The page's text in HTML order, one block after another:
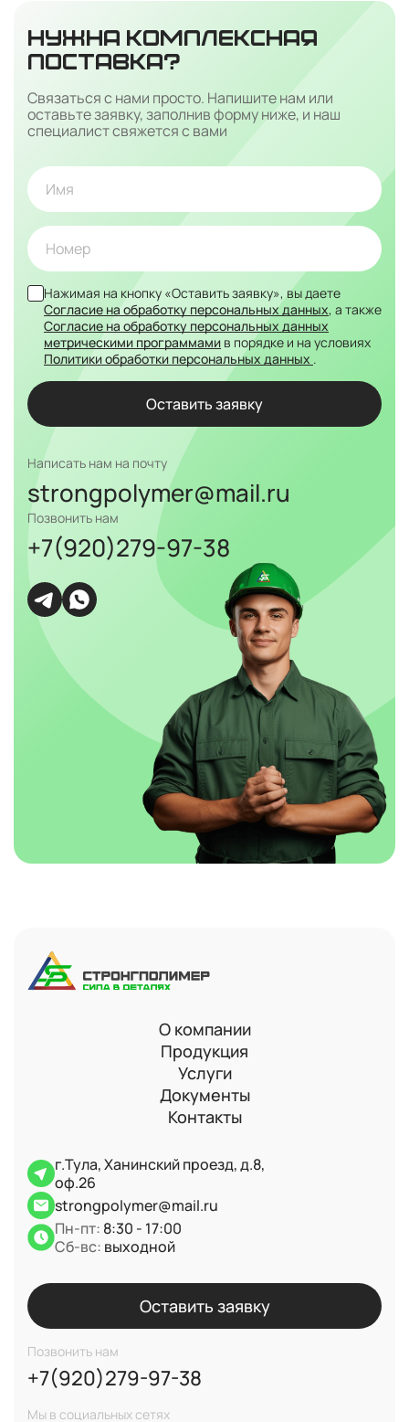
НУЖНА КОМПЛЕКСНАЯ
ПОСТАВКА?
Связаться с нами просто. Напишите нам или
оставьте заявку, заполнив форму ниже, и наш
специалист свяжется с вами
Нажимая на кнопку «Оставить заявку», вы даете
Согласие на обработку персональных данных, а также
Согласие на обработку персональных данных
метрическими программами в порядке и на условиях
Политики обработки персональных данных .
Написать нам на почту
strongpolymer@mail.ru
Позвонить нам
+7(920)279-97-38
О компании
Продукция
Услуги
Документы
Контакты
г.Тула, Ханинский проезд, д.8,
оф.26
strongpolymer@mail.ru
Пн-пт: 8:30 - 17:00
Сб-вс: выходной
Оставить заявку
Позвонить нам
+7(920)279-97-38
Мы в социальных сетях